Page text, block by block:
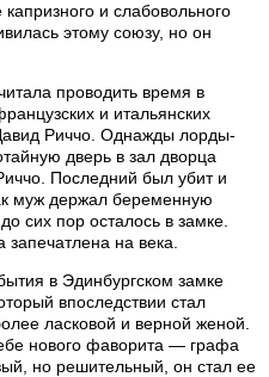
и слабовольного
этому союзу, но он
проводить время в
и итальянских
Риччо. Однажды лорды-
дверь в зал дворца
Последний был убит и
муж держал беременную
сих пор осталось в замке.
на века.
в Эдинбургском замке
впоследствии стал
ласковой и верной женой.
нового фаворита — графа
но решительный, он стал ее